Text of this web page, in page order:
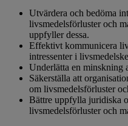
Utvärdera och bedöma
livsmedelsförluster och
uppfyller dessa.
Effektivt kommunicera
intressenter i
Underlätta en minskning
Säkerställa att
om livsmedelsförluster
Bättre uppfylla juridiska
livsmedelsförluster och